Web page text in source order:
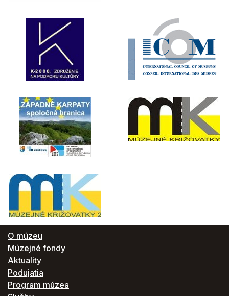
O múzeu
Múzejné fondy
Aktuality
Podujatia
Program múzea